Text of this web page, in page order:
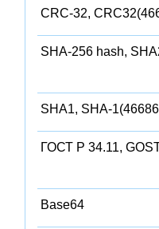
CRC-32,
SHA-256 hash,
SHA1, SHA-
ГОСТ Р 34.11,
Base64